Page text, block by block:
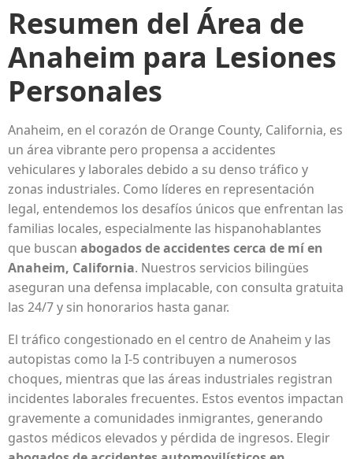
Resumen del Área de
Anaheim para Lesiones
Personales
Anaheim, en el corazón de Orange County, California, es
un área vibrante pero propensa a accidentes
vehiculares y laborales debido a su denso tráfico y
zonas industriales. Como líderes en representación
legal, entendemos los desafíos únicos que enfrentan las
familias locales, especialmente las hispanohablantes
que buscan abogados de accidentes cerca de mí en
Anaheim, California. Nuestros servicios bilingües
aseguran una defensa implacable, con consulta gratuita
las 24/7 y sin honorarios hasta ganar.
El tráfico congestionado en el centro de Anaheim y las
autopistas como la I-5 contribuyen a numerosos
choques, mientras que las áreas industriales registran
incidentes laborales frecuentes. Estos eventos impactan
gravemente a comunidades inmigrantes, generando
gastos médicos elevados y pérdida de ingresos. Elegir